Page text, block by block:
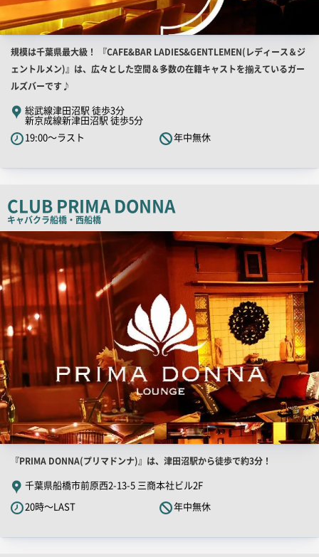
店
舗
PR
キ
ャ
ッ
コ
ー
規模は千葉県最大級！ 『CAFE&BAR LADIES&GENTLEMEN(レディース＆ジ
ェントルメン)』は、広々とした空間＆多数の在籍キャストを揃えているガー
ルズバーです♪
総武線津田沼駅 徒歩3分
新京成線新津田沼駅 徒歩5分
19:00～ラスト
年中無休
CLUB PRIMA DONNA
キャバクラ船橋・西船橋
店
舗
PR
画
像
店
舗
PR
キ
『PRIMA DONNA(プリマドンナ)』は、津田沼駅から徒歩で約3分！
千葉県船橋市前原西2-13-5 三商本社ビル2F
20時～LAST
年中無休